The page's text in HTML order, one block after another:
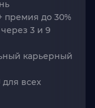
премия до 30%
3 и 9
карьерный
всех